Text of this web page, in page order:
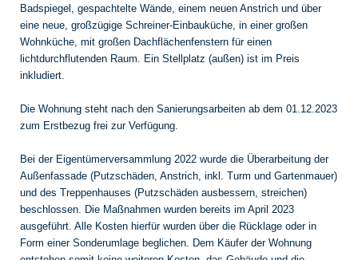
Badspiegel, gespachtelte Wände, einem neuen Anstrich und über
eine neue, großzügige Schreiner-Einbauküche, in einer großen
Wohnküche, mit großen Dachflächenfenstern für einen
lichtdurchflutenden Raum. Ein Stellplatz (außen) ist im Preis
inkludiert.
Die Wohnung steht nach den Sanierungsarbeiten ab dem 01.12.2023
zum Erstbezug frei zur Verfügung.
Bei der Eigentümerversammlung 2022 wurde die Überarbeitung der
Außenfassade (Putzschäden, Anstrich, inkl. Turm und Gartenmauer)
und des Treppenhauses (Putzschäden ausbessern, streichen)
beschlossen. Die Maßnahmen wurden bereits im April 2023
ausgeführt. Alle Kosten hierfür wurden über die Rücklage oder in
Form einer Sonderumlage beglichen. Dem Käufer der Wohnung